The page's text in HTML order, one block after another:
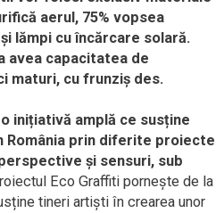
aerul, 75% vopsea
lămpi cu încărcare solară.
avea capacitatea de
maturi, cu frunziș des.
inițiativă amplă ce susține
România prin diferite proiecte
și sensuri, sub
Eco Graffiti pornește de la
tineri artiști în crearea unor